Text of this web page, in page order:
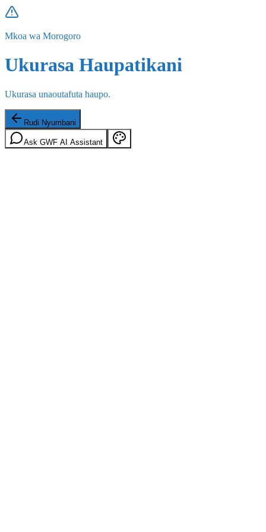
Mkoa wa Morogoro
Ukurasa Haupatikani
Ukurasa unaoutafuta haupo.
Rudi Nyumbani
Ask GWF AI Assistant